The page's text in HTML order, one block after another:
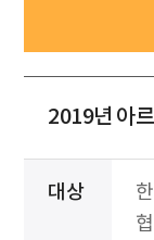
2019년 아
대상